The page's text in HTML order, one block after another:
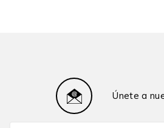
vicepresidente de Desco y
Quehacer hasta su desaparición
coordinador de la especialidad de
Únete a